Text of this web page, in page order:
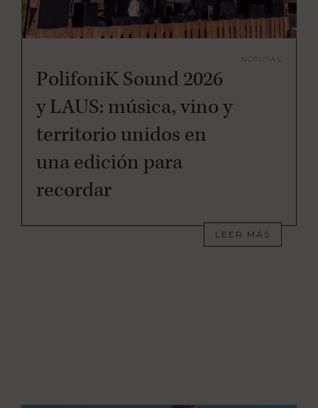
NOTICIAS
PolifoniK Sound 2026
y LAUS: música, vino y
territorio unidos en
una edición para
recordar
LEER MÁS